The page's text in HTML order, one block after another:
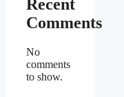
Recent
Comments
No
comments
to show.